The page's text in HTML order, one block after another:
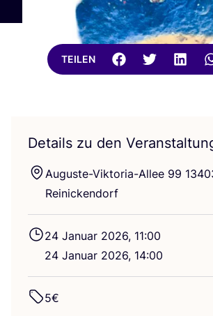
TEILEN
Details zu den
Augus­te-Vik­to­ria-Allee 99
Reinickendorf
24 Janu­ar 2026, 11:00
24 Janu­ar 2026, 14:00
5€